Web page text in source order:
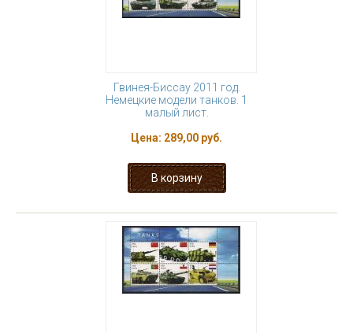
Гвинея-Биссау 2011 год.
Немецкие модели танков. 1
малый лист.
Цена: 289,00 руб.